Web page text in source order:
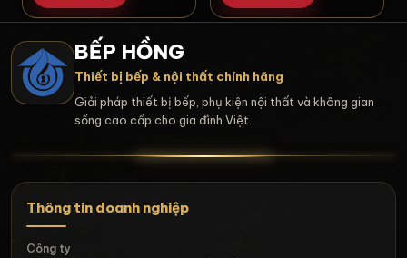
BẾP HỒNG
Thiết bị bếp & nội thất chính hãng
Giải pháp thiết bị bếp, phụ kiện nội thất và không gian
sống cao cấp cho gia đình Việt.
Thông tin doanh nghiệp
Công ty